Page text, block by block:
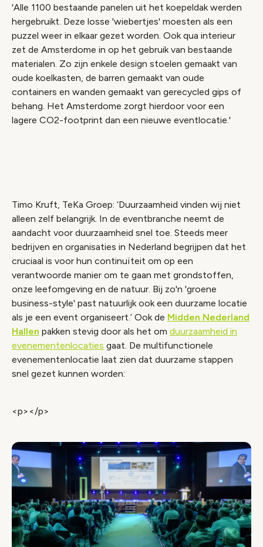
'Alle 1100 bestaande panelen uit het koepeldak werden
hergebruikt. Deze losse 'wiebertjes' moesten als een
puzzel weer in elkaar gezet worden. Ook qua interieur
zet de Amsterdome in op het gebruik van bestaande
materialen. Zo zijn enkele design stoelen gemaakt van
oude koelkasten, de barren gemaakt van oude
containers en wanden gemaakt van gerecycled gips of
behang. Het Amsterdome zorgt hierdoor voor een
lagere CO2-footprint dan een nieuwe eventlocatie.'
Wijzig cookie instellingen
Timo Kruft, TeKa Groep: ‘Duurzaamheid vinden wij niet
alleen zelf belangrijk. In de eventbranche neemt de
aandacht voor duurzaamheid snel toe. Steeds meer
bedrijven en organisaties in Nederland begrijpen dat het
cruciaal is voor hun continuïteit om op een
verantwoorde manier om te gaan met grondstoffen,
onze leefomgeving en de natuur. Bij zo'n 'groene
business-style' past natuurlijk ook een duurzame locatie
als je een event organiseert.’ Ook de Midden Nederland
Hallen pakken stevig door als het om duurzaamheid in
evenementenlocaties gaat. De multifunctionele
evenementenlocatie laat zien dat duurzame stappen
snel gezet kunnen worden:
<p></p>